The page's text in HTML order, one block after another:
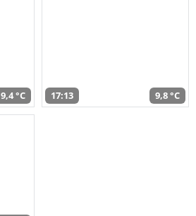
9,4 °C 17:13 9,8 °C